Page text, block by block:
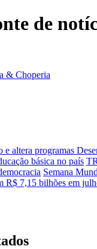
de
altera programas
básica no país
Semana
R$ 7,15 bilhões em